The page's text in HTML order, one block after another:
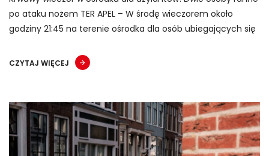
po ataku nożem TER APEL – W środę wieczorem około
godziny 21:45 na terenie ośrodka dla osób ubiegających się
CZYTAJ WIĘCEJ